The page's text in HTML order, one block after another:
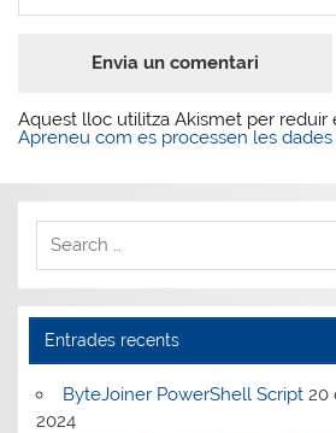
Aquest lloc utilitza Akismet per reduir
Apreneu com es processen les
Entrades recents
ByteJoiner PowerShell Script 20
2024